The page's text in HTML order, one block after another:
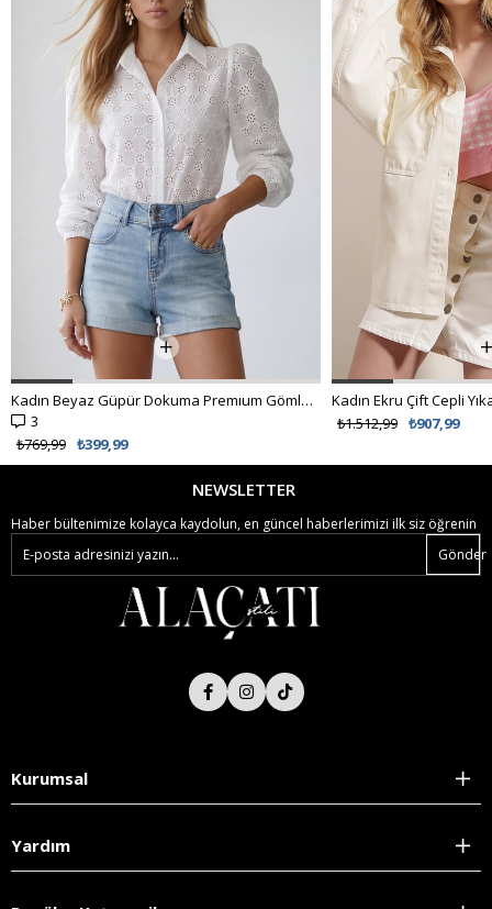
Kadın Beyaz Güpür Dokuma Premıum Gömlek ALC-X4366
3
₺399,99
₺769,99
₺907,99
₺1.512,99
NEWSLETTER
Haber bültenimize kolayca kaydolun, en güncel haberlerimizi ilk siz öğrenin
Gönder
Kurumsal
Yardım